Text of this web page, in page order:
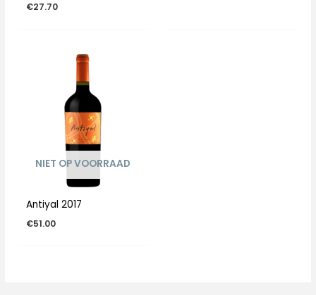
€27.70
NIET OP VOORRAAD
Antiyal 2017
€51.00